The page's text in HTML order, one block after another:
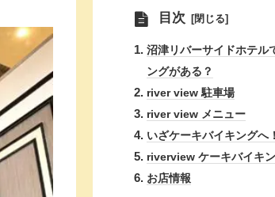
目次
沼津リバーサイドホテル
ングがある？
river view 駐車場
river view メニュー
いざケーキバイキングへ！
riverview ケーキバイキ
お店情報